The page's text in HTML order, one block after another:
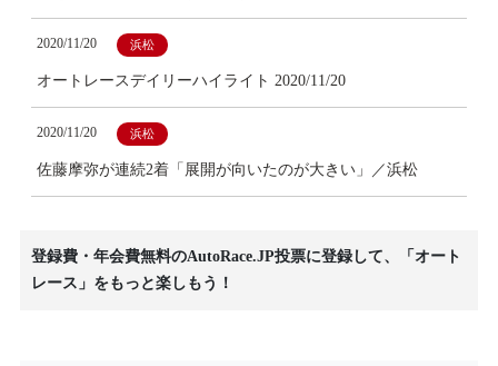
2020/11/20 浜松
オートレースデイリーハイライト 2020/11/20
2020/11/20 浜松
佐藤摩弥が連続2着「展開が向いたのが大きい」／浜松
登録費・年会費無料のAutoRace.JP投票に登録して、「オート
レース」をもっと楽しもう！